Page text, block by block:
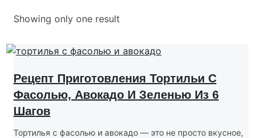
Showing only one result
Рецепт Приготовления Тортильи С
Фасолью, Авокадо И Зеленью Из 6
Шагов
Тортилья с фасолью и авокадо — это не просто вкусное,